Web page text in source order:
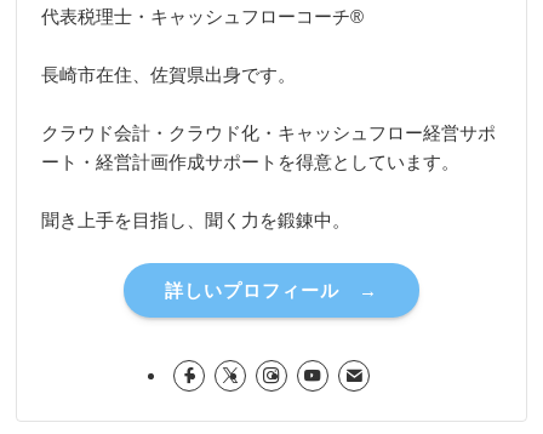
代表税理士・キャッシュフローコーチ®
長崎市在住、佐賀県出身です。
クラウド会計・クラウド化・キャッシュフロー経営サポ
ート・経営計画作成サポートを得意としています。
聞き上手を目指し、聞く力を鍛錬中。
詳しいプロフィール →